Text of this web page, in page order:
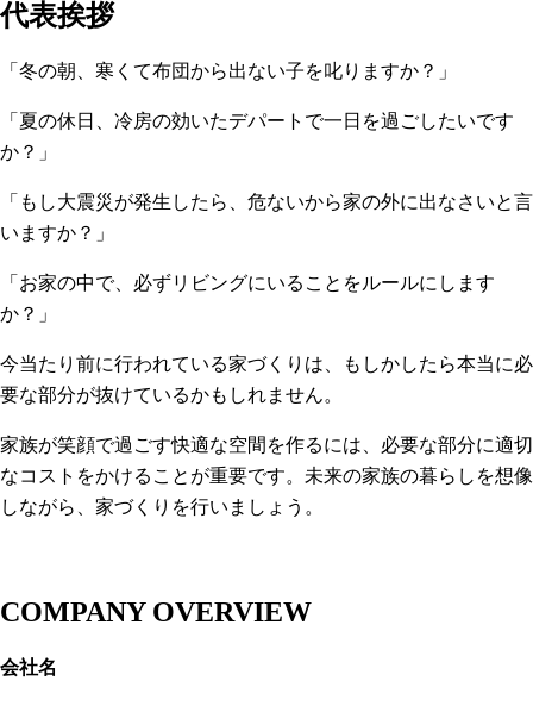
代表挨拶
「冬の朝、寒くて布団から出ない子を叱りますか？」
「夏の休日、冷房の効いたデパートで一日を過ごしたいです
か？」
「もし大震災が発生したら、危ないから家の外に出なさいと言
いますか？」
「お家の中で、必ずリビングにいることをルールにします
か？」
今当たり前に行われている家づくりは、もしかしたら本当に必
要な部分が抜けているかもしれません。
家族が笑顔で過ごす快適な空間を作るには、必要な部分に適切
なコストをかけることが重要です。未来の家族の暮らしを想像
しながら、家づくりを行いましょう。
COMPANY OVERVIEW
会社名